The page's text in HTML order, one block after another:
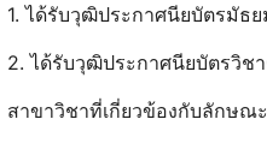
1. ได้รับวุฒิประกาศนียบัตรมั
2. ได้รับวุฒิประกาศนียบัตรวิช
สาขาวิชาที่เกี่ยวข้องกับลักษณ